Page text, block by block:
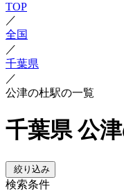
TOP
／
全国
／
千葉県
／
公津の杜駅の一覧
千葉県 公
絞り込み
検索条件